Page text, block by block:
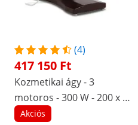
(4)
417 150 Ft
Kozmetikai ágy - 3
motoros - 300 W - 200 x 75
x 66 - 91 cm - 175 kg -
Akciós